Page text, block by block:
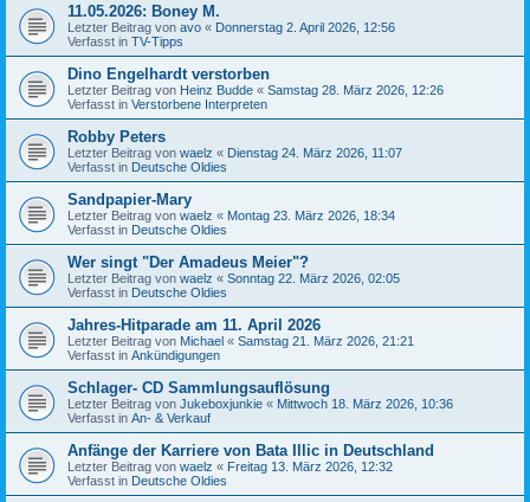
11.05.2026: Boney M.
Letzter Beitrag von avo « Donnerstag 2. April 2026, 12:56
Verfasst in TV-Tipps
Dino Engelhardt verstorben
Letzter Beitrag von Heinz Budde « Samstag 28. März 2026, 12:26
Verfasst in Verstorbene Interpreten
Robby Peters
Letzter Beitrag von waelz « Dienstag 24. März 2026, 11:07
Verfasst in Deutsche Oldies
Sandpapier-Mary
Letzter Beitrag von waelz « Montag 23. März 2026, 18:34
Verfasst in Deutsche Oldies
Wer singt "Der Amadeus Meier"?
Letzter Beitrag von waelz « Sonntag 22. März 2026, 02:05
Verfasst in Deutsche Oldies
Jahres-Hitparade am 11. April 2026
Letzter Beitrag von Michael « Samstag 21. März 2026, 21:21
Verfasst in Ankündigungen
Schlager- CD Sammlungsauflösung
Letzter Beitrag von Jukeboxjunkie « Mittwoch 18. März 2026, 10:36
Verfasst in An- & Verkauf
Anfänge der Karriere von Bata Illic in Deutschland
Letzter Beitrag von waelz « Freitag 13. März 2026, 12:32
Verfasst in Deutsche Oldies